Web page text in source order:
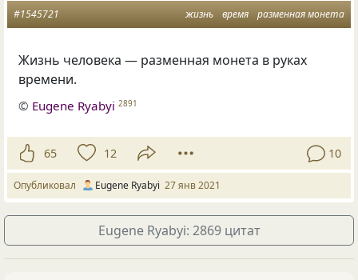
жизнь время разменная монета
#1545721
Жизнь человека — разменная монета в руках
времени.
© Eugene Ryabyi 2891
65 12 10
Опубликовал Eugene Ryabyi 27 янв 2021
Eugene Ryabyi: 2869 цитат